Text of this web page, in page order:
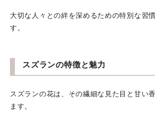
大切な人々との絆を深めるための特別な習
す。
スズランの特徴と魅力
スズランの花は、その繊細な見た目と甘い
ます。